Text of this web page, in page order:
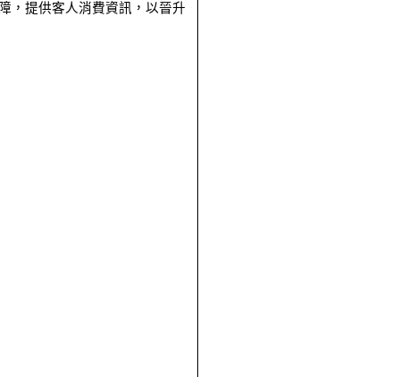
，提供客人消費資訊，以晉升